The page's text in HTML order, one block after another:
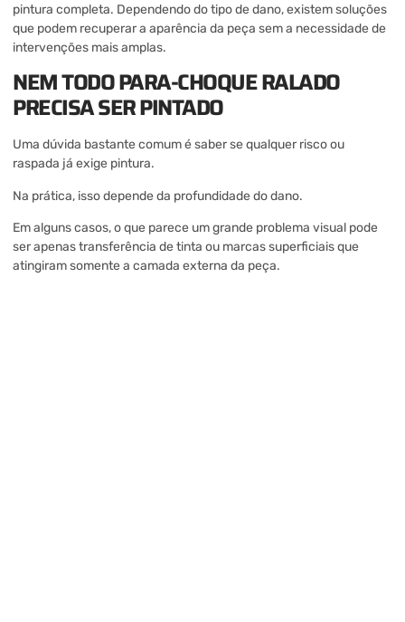
pintura completa. Dependendo do tipo de dano, existem soluções
que podem recuperar a aparência da peça sem a necessidade de
intervenções mais amplas.
NEM TODO PARA-CHOQUE RALADO
PRECISA SER PINTADO
Uma dúvida bastante comum é saber se qualquer risco ou
raspada já exige pintura.
Na prática, isso depende da profundidade do dano.
Em alguns casos, o que parece um grande problema visual pode
ser apenas transferência de tinta ou marcas superficiais que
atingiram somente a camada externa da peça.